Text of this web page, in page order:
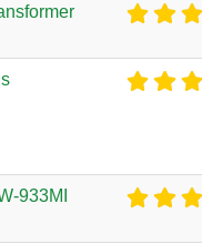
933MI